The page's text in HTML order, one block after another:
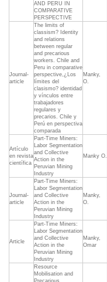
AND PERU IN
COMPARATIVE
PERSPECTIVE
Journal-
article
The limits of
classism? Identity
and relations
between regular
and precarious
workers. Chile and
Peru in comparative
perspective,¿Los
límites del
clasismo? identidad
y vínculos entre
trabajadores
regulares y
precarios. Chile y
Perú en perspectiva
comparada
Manky,
O.
Artículo
en revista
científica
Part-Time Miners:
Labor Segmentation
and Collective
Action in the
Peruvian Mining
Industry
Manky O.
Journal-
article
Part-Time Miners:
Labor Segmentation
and Collective
Action in the
Peruvian Mining
Industry
Manky,
O.
Article
Part-Time Miners:
Labor Segmentation
and Collective
Action in the
Peruvian Mining
Industry
Manky,
Omar
Resource
Mobilisation and
Precarious